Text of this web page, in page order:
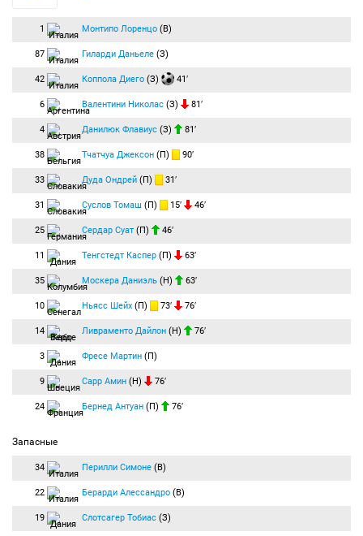
1 Монтипо Лоренцо (В)
87 Гиларди Даньеле (З)
42 Коппола Диего (З) 41′
6 Валентини Николас (З) 81′
4 Данилюк Флавиус (З) 81′
38 Тчатчуа Джексон (П) 90′
33 Дуда Ондрей (П) 31′
31 Суслов Томаш (П) 15′ 46′
25 Сердар Суат (П) 46′
11 Тенгстедт Каспер (П) 63′
35 Москера Даниэль (Н) 63′
10 Ньясс Шейх (П) 73′ 76′
14 Ливраменто Дайлон (Н) 76′
3 Фресе Мартин (П)
9 Сарр Амин (Н) 76′
24 Бернед Антуан (П) 76′
Запасные
34 Перилли Симоне (В)
22 Берарди Алессандро (В)
19 Слотсагер Тобиас (З)